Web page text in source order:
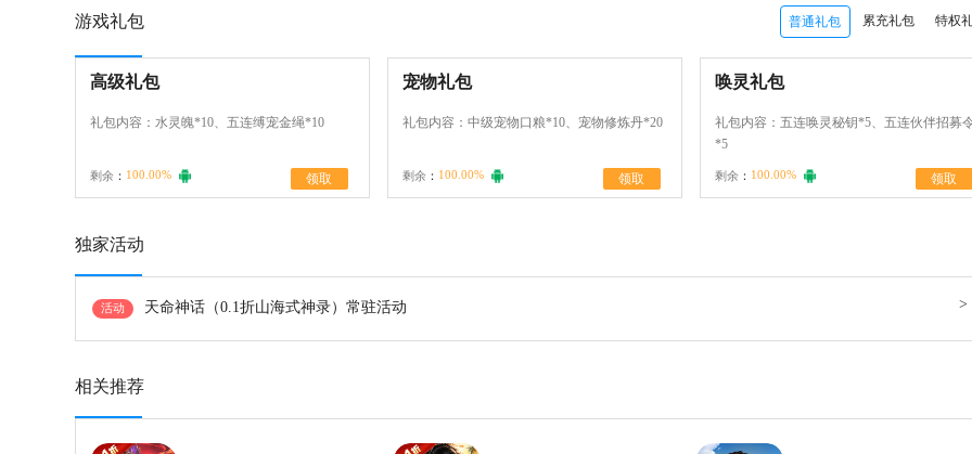
双线8区
已开服
双线4区
已开服 05-09 17:30
游戏礼包 普通礼包 累充礼包 特权
高级礼包
礼包内容：水灵魄*10、五连缚宠金绳*10
剩余： 100.00% 领取
宠物礼包
礼包内容：中级宠物口粮*10、宠物修炼丹*20
剩余： 100.00% 领取
唤灵礼包
礼包内容：五连唤灵秘钥*5、五连伙伴招募
*5
剩余： 100.00% 领取
独家活动
活动 天命神话（0.1折山海式神录）常驻活动 >
相关推荐